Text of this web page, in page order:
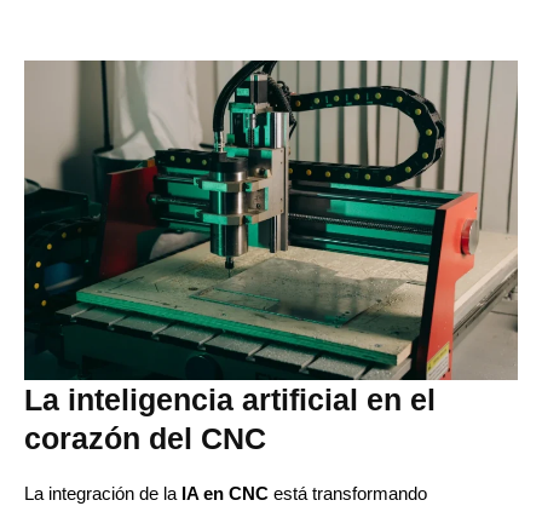
La inteligencia artificial en el
corazón del CNC
La integración de la IA en CNC está transformando